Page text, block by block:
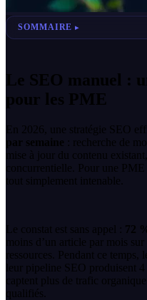
SOMMAIRE
Le SEO manuel :
pour les PME
En 2026, une stratégie SEO
par semaine : recherche de
mise à jour du contenu
concurrentielle. Pour une PME
tout simplement intenable.
Le constat est sans appel : 72
moins d’un article par mois
ressources. Pendant ce
leur pipeline SEO produisent
captent plus de trafic
qualifiés.